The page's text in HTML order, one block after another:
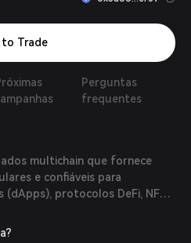
to Trade
Perguntas
frequentes
multichain que fornece
e confiáveis para
protocolos DeFi, NFTs,
Suporta várias blockchains,
BNB Chain, Avalanche, Fantom,